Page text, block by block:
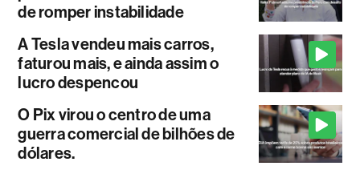
de romper instabilidade
A Tesla vendeu mais carros,
faturou mais, e ainda assim o
lucro despencou
O Pix virou o centro de uma
guerra comercial de bilhões de
dólares.